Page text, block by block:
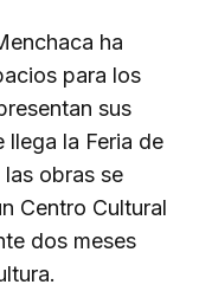
ha
para los
sus
llega la Feria de
obras se
Centro Cultural
dos meses